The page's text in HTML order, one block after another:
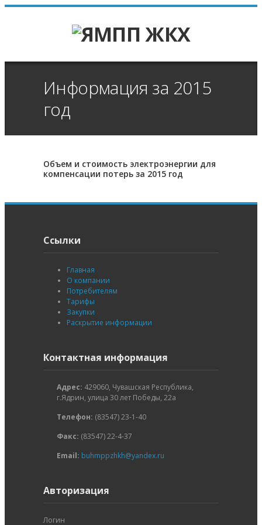
Информация за 2015
год
Объем и стоимость электроэнергии для
компенсации потерь за 2015 год
Ссылки
Главная
О компании
Потребителям
Тарифы
Закупки
Раскрытие информации
Контактная информация
Адрес: 429060, Чувашская Республика,
г.Ядрин, улица 30 лет Победы, 22а
Телефон: (83547) 23-1-40
Факс: (83547) 22-4-37
Email: buhmppzhkh@yandex.ru
Авторизация
Логин